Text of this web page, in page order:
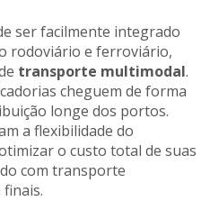
ser facilmente integrado
rodoviário e ferroviário,
transporte multimodal.
cheguem de forma
longe dos portos.
a flexibilidade do
o custo total de suas
com transporte